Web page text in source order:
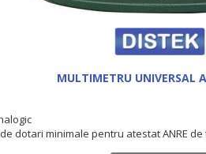
MULTIMETRU UNIVERSAL
dotari minimale pentru atestat ANRE de